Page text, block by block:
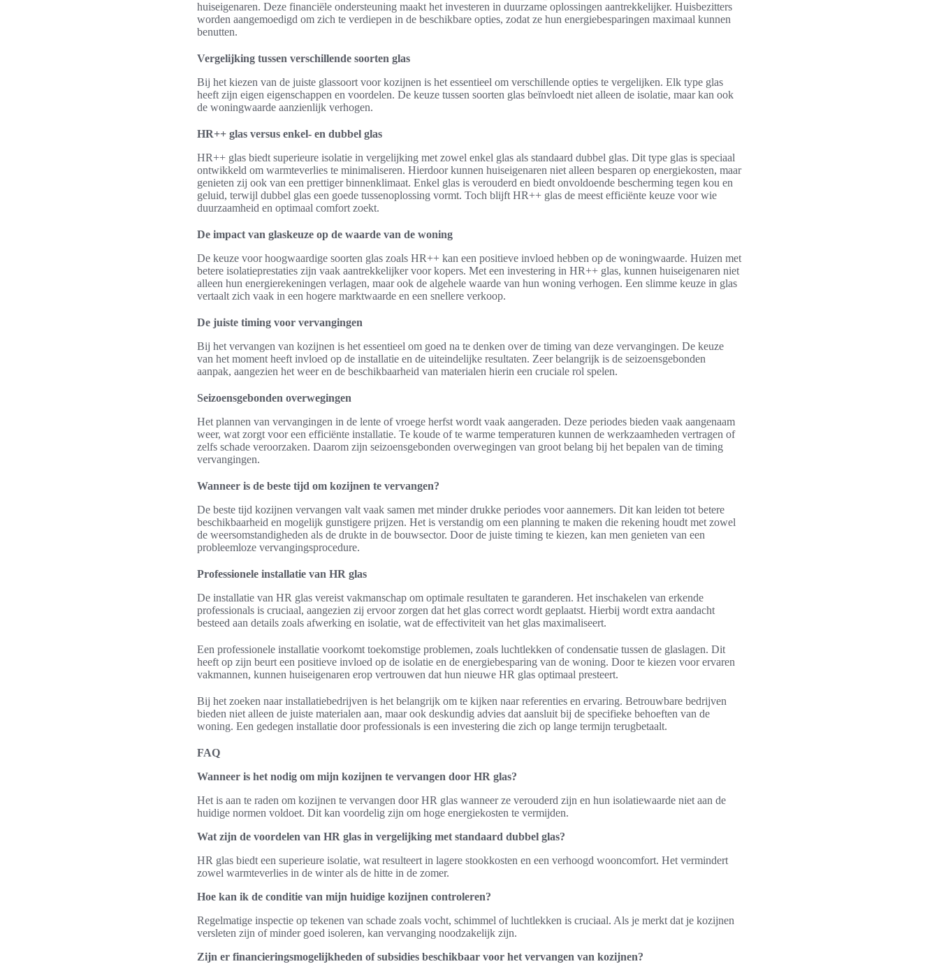
huiseigenaren. Deze financiële ondersteuning maakt het investeren in duurzame oplossingen aantrekkelijker. Huisbezitters
worden aangemoedigd om zich te verdiepen in de beschikbare opties, zodat ze hun energiebesparingen maximaal kunnen
benutten.
Vergelijking tussen verschillende soorten glas
Bij het kiezen van de juiste glassoort voor kozijnen is het essentieel om verschillende opties te vergelijken. Elk type glas
heeft zijn eigen eigenschappen en voordelen. De keuze tussen soorten glas beïnvloedt niet alleen de isolatie, maar kan ook
de woningwaarde aanzienlijk verhogen.
HR++ glas versus enkel- en dubbel glas
HR++ glas biedt superieure isolatie in vergelijking met zowel enkel glas als standaard dubbel glas. Dit type glas is speciaal
ontwikkeld om warmteverlies te minimaliseren. Hierdoor kunnen huiseigenaren niet alleen besparen op energiekosten, maar
genieten zij ook van een prettiger binnenklimaat. Enkel glas is verouderd en biedt onvoldoende bescherming tegen kou en
geluid, terwijl dubbel glas een goede tussenoplossing vormt. Toch blijft HR++ glas de meest efficiënte keuze voor wie
duurzaamheid en optimaal comfort zoekt.
De impact van glaskeuze op de waarde van de woning
De keuze voor hoogwaardige soorten glas zoals HR++ kan een positieve invloed hebben op de woningwaarde. Huizen met
betere isolatieprestaties zijn vaak aantrekkelijker voor kopers. Met een investering in HR++ glas, kunnen huiseigenaren niet
alleen hun energierekeningen verlagen, maar ook de algehele waarde van hun woning verhogen. Een slimme keuze in glas
vertaalt zich vaak in een hogere marktwaarde en een snellere verkoop.
De juiste timing voor vervangingen
Bij het vervangen van kozijnen is het essentieel om goed na te denken over de timing van deze vervangingen. De keuze
van het moment heeft invloed op de installatie en de uiteindelijke resultaten. Zeer belangrijk is de seizoensgebonden
aanpak, aangezien het weer en de beschikbaarheid van materialen hierin een cruciale rol spelen.
Seizoensgebonden overwegingen
Het plannen van vervangingen in de lente of vroege herfst wordt vaak aangeraden. Deze periodes bieden vaak aangenaam
weer, wat zorgt voor een efficiënte installatie. Te koude of te warme temperaturen kunnen de werkzaamheden vertragen of
zelfs schade veroorzaken. Daarom zijn seizoensgebonden overwegingen van groot belang bij het bepalen van de timing
vervangingen.
Wanneer is de beste tijd om kozijnen te vervangen?
De beste tijd kozijnen vervangen valt vaak samen met minder drukke periodes voor aannemers. Dit kan leiden tot betere
beschikbaarheid en mogelijk gunstigere prijzen. Het is verstandig om een planning te maken die rekening houdt met zowel
de weersomstandigheden als de drukte in de bouwsector. Door de juiste timing te kiezen, kan men genieten van een
probleemloze vervangingsprocedure.
Professionele installatie van HR glas
De installatie van HR glas vereist vakmanschap om optimale resultaten te garanderen. Het inschakelen van erkende
professionals is cruciaal, aangezien zij ervoor zorgen dat het glas correct wordt geplaatst. Hierbij wordt extra aandacht
besteed aan details zoals afwerking en isolatie, wat de effectiviteit van het glas maximaliseert.
Een professionele installatie voorkomt toekomstige problemen, zoals luchtlekken of condensatie tussen de glaslagen. Dit
heeft op zijn beurt een positieve invloed op de isolatie en de energiebesparing van de woning. Door te kiezen voor ervaren
vakmannen, kunnen huiseigenaren erop vertrouwen dat hun nieuwe HR glas optimaal presteert.
Bij het zoeken naar installatiebedrijven is het belangrijk om te kijken naar referenties en ervaring. Betrouwbare bedrijven
bieden niet alleen de juiste materialen aan, maar ook deskundig advies dat aansluit bij de specifieke behoeften van de
woning. Een gedegen installatie door professionals is een investering die zich op lange termijn terugbetaalt.
FAQ
Wanneer is het nodig om mijn kozijnen te vervangen door HR glas?
Het is aan te raden om kozijnen te vervangen door HR glas wanneer ze verouderd zijn en hun isolatiewaarde niet aan de
huidige normen voldoet. Dit kan voordelig zijn om hoge energiekosten te vermijden.
Wat zijn de voordelen van HR glas in vergelijking met standaard dubbel glas?
HR glas biedt een superieure isolatie, wat resulteert in lagere stookkosten en een verhoogd wooncomfort. Het vermindert
zowel warmteverlies in de winter als de hitte in de zomer.
Hoe kan ik de conditie van mijn huidige kozijnen controleren?
Regelmatige inspectie op tekenen van schade zoals vocht, schimmel of luchtlekken is cruciaal. Als je merkt dat je kozijnen
versleten zijn of minder goed isoleren, kan vervanging noodzakelijk zijn.
Zijn er financieringsmogelijkheden of subsidies beschikbaar voor het vervangen van kozijnen?